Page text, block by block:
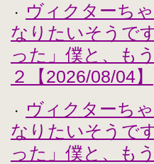
・
ヴィクターち
なりたいそう
った」僕と、も
２【2026/08/04】
・
ヴィクターち
なりたいそう
った」僕と、も